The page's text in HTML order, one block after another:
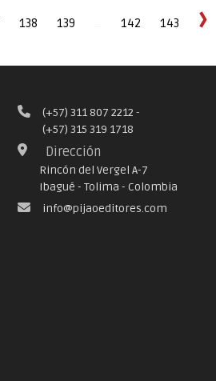
138 139 142 143 ›
(+57) 311 807 2212 -
(+57) 315 319 1718
Dirección
Rincón del Vergel A-7
Ibagué - Tolima - Colombia
info@pijaoeditores.com